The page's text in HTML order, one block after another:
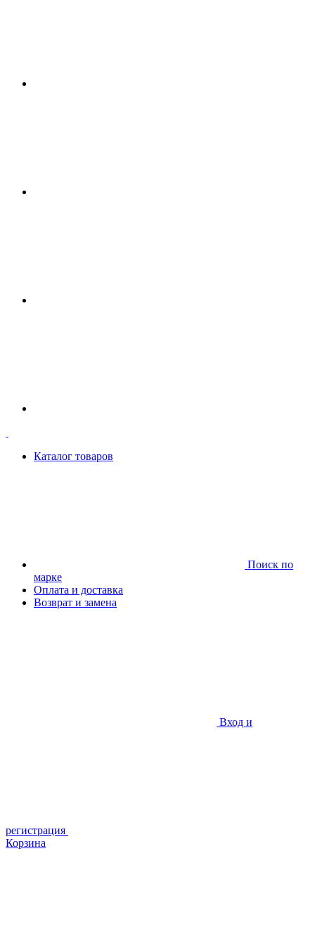
Каталог товаров
Поиск по
марке
Оплата и доставка
Возврат и замена
Вход и
регистрация
Корзина